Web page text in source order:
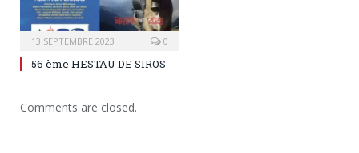
13 SEPTEMBRE 2023 0
56 ème HESTAU DE SIROS
Comments are closed.